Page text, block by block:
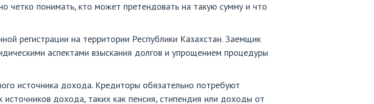
четко понимать, кто может претендовать на такую сумму и что
регистрации на территории Республики Казахстан. Заемщик
аспектами взыскания долгов и упрощением процедуры
источника дохода. Кредиторы обязательно потребуют
дохода, таких как пенсия, стипендия или доходы от